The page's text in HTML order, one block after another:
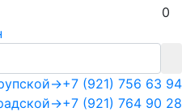
0
+7 (921) 756 63 94
+7 (921) 764 90 28
→
→